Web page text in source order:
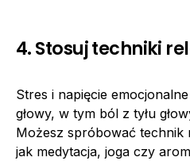
4. Stosuj techniki
Stres i napięcie
głowy, w tym ból z tyłu
Możesz spróbować technik
jak medytacja, joga czy